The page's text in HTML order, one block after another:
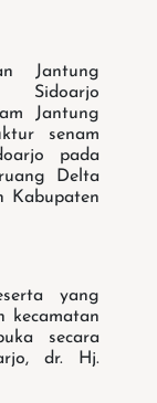
Jantung
Jantung
senam
pada
Delta
Kabupaten
yang
kecamatan
secara
dr. Hj.